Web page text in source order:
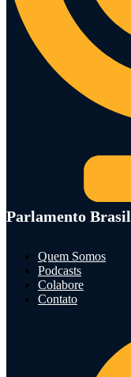
Parlamento Brasil
Quem Somos
Podcasts
Colabore
Contato